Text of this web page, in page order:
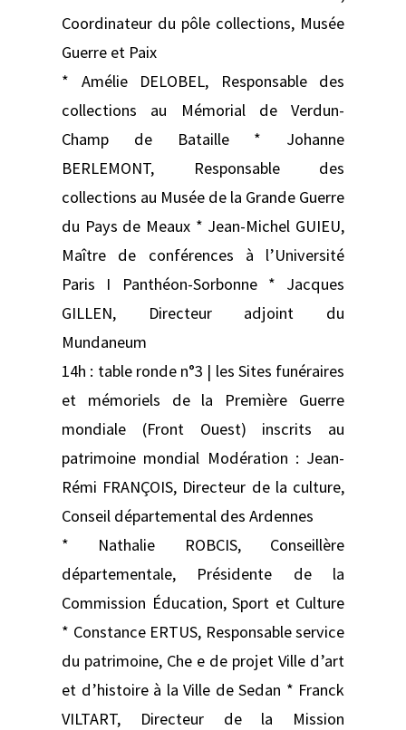
Coordinateur du pôle collections, Musée
Guerre et Paix
* Amélie DELOBEL, Responsable des
collections au Mémorial de Verdun-
Champ de Bataille * Johanne
BERLEMONT, Responsable des
collections au Musée de la Grande Guerre
du Pays de Meaux * Jean-Michel GUIEU,
Maître de conférences à l’Université
Paris I Panthéon-Sorbonne * Jacques
GILLEN, Directeur adjoint du
Mundaneum
14h : table ronde n°3 | les Sites funéraires
et mémoriels de la Première Guerre
mondiale (Front Ouest) inscrits au
patrimoine mondial Modération : Jean-
Rémi FRANÇOIS, Directeur de la culture,
Conseil départemental des Ardennes
* Nathalie ROBCIS, Conseillère
départementale, Présidente de la
Commission Éducation, Sport et Culture
* Constance ERTUS, Responsable service
du patrimoine, Che e de projet Ville d’art
et d’histoire à la Ville de Sedan * Franck
VILTART, Directeur de la Mission